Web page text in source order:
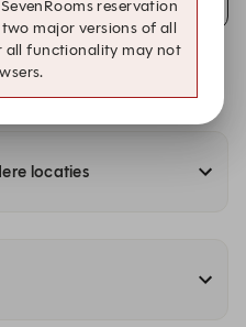
locaties
reservation
major versions of all
all functionality may not